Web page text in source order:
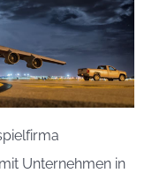
Unternehmen in